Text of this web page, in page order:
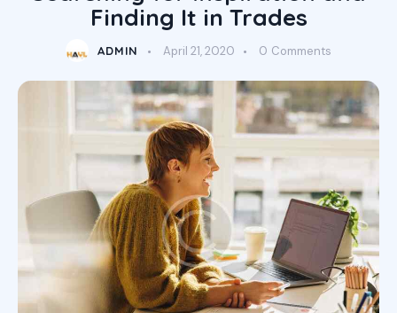
Finding It in Trades
ADMIN April 21, 2020 0 Comments